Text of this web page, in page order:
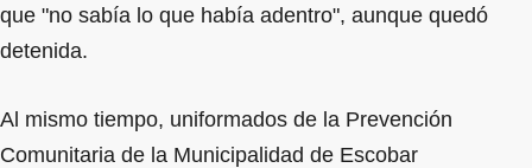
que "no sabía lo que había adentro", aunque quedó
detenida.
Al mismo tiempo, uniformados de la Prevención
Comunitaria de la Municipalidad de Escobar